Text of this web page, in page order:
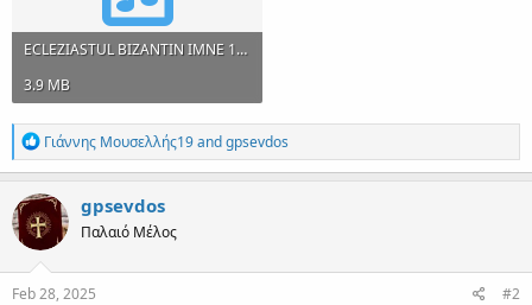
ECLEZIASTUL BIZANTIN IMNE 10.mp3
3.9 MB
R
e
a
c
t
i
o
n
s
Γιάννης Μουσελλής19andgpsevdos
gpsevdos
Παλαιό Μέλος
Feb 28, 2025 #2